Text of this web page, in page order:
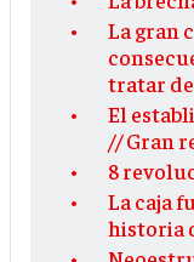
La gran
tratar
El
// Gran
8
La caja
historia